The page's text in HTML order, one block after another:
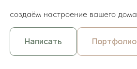
создаём настроение вашего дома
Написать Портфолио